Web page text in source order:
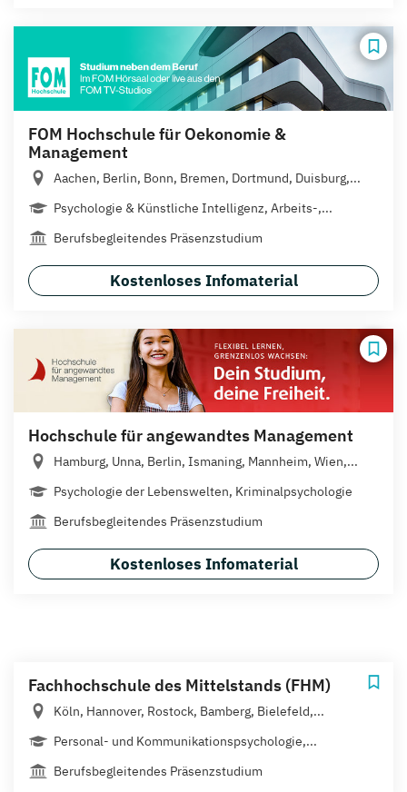
FOM Hochschule für Oekonomie &
Management
Aachen, Berlin, Bonn, Bremen, Dortmund, Duisburg,...
Psychologie & Künstliche Intelligenz, Arbeits-,...
Berufsbegleitendes Präsenzstudium
Kostenloses Infomaterial
Hochschule für angewandtes Management
Hamburg, Unna, Berlin, Ismaning, Mannheim, Wien,...
Psychologie der Lebenswelten, Kriminalpsychologie
Berufsbegleitendes Präsenzstudium
Kostenloses Infomaterial
Fachhochschule des Mittelstands (FHM)
Köln, Hannover, Rostock, Bamberg, Bielefeld,...
Personal- und Kommunikationspsychologie,...
Berufsbegleitendes Präsenzstudium